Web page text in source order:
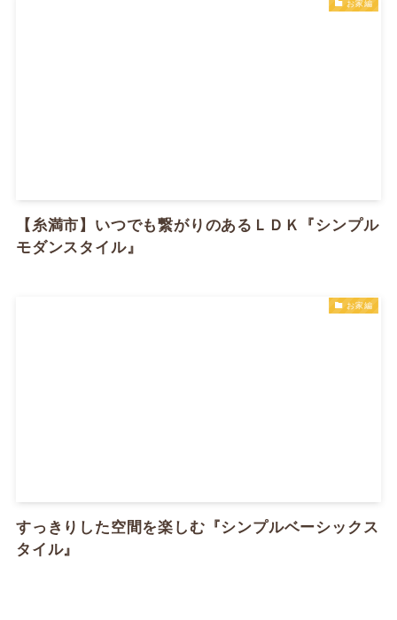
お家編
【糸満市】いつでも繋がりのあるＬＤＫ『シンプル
モダンスタイル』
お家編
すっきりした空間を楽しむ『シンプルベーシックス
タイル』